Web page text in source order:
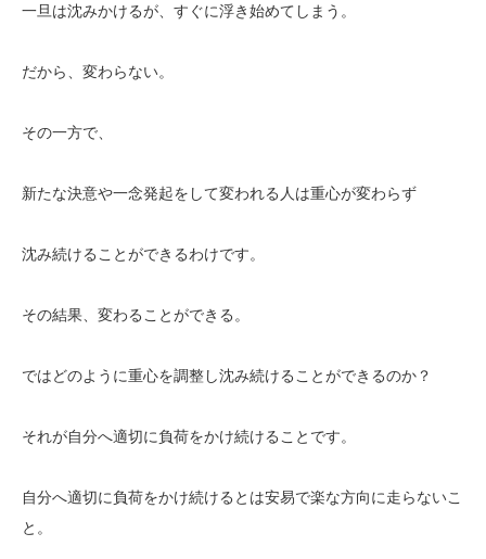
一旦は沈みかけるが、すぐに浮き始めてしまう。
だから、変わらない。
その一方で、
新たな決意や一念発起をして変われる人は重心が変わらず
沈み続けることができるわけです。
その結果、変わることができる。
ではどのように重心を調整し沈み続けることができるのか？
それが自分へ適切に負荷をかけ続けることです。
自分へ適切に負荷をかけ続けるとは安易で楽な方向に走らないこ
と。